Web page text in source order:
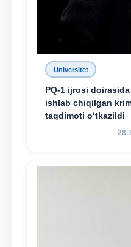
Universitet
PQ-1 ijrosi
ishlab chiqilgan
taqdimoti o‘tkazildi